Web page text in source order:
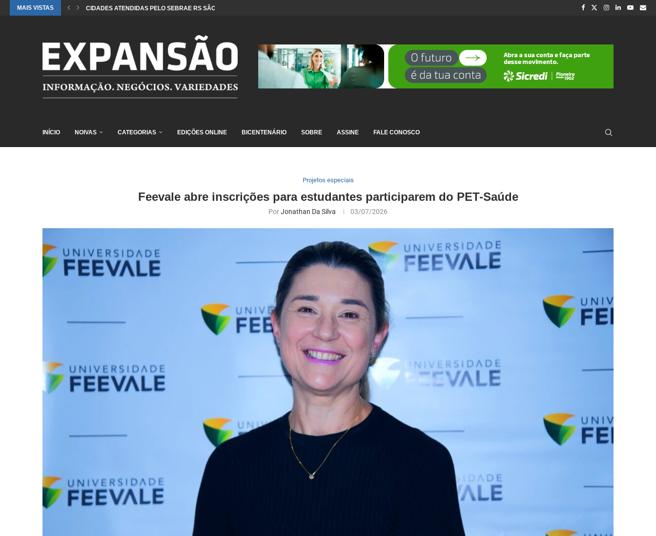
MAIS VISTAS CIDADES ATENDIDAS PELO SEBRAE RS SÃO DESTAQUE EM RANKING NACIONAL...
INÍCIO NOIVAS CATEGORIAS EDIÇÕES ONLINE BICENTENÁRIO SOBRE ASSINE FALE CONOSCO
Projetos especiais
Feevale abre inscrições para estudantes participarem do PET-Saúde
PorJonathan Da Silva 03/07/2026